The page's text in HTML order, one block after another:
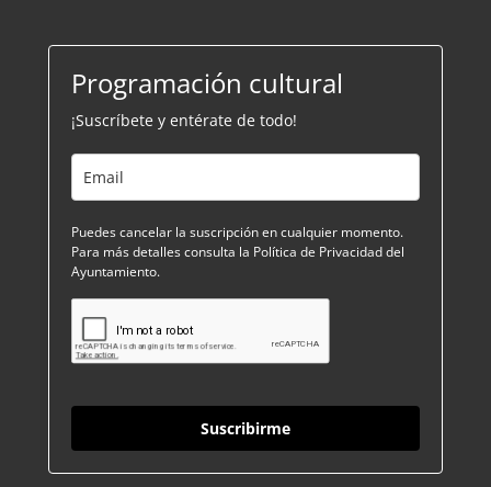
Programación cultural
¡Suscríbete y entérate de todo!
Puedes cancelar la suscripción en cualquier momento.
Para más detalles consulta la Política de Privacidad del
Ayuntamiento.
Suscribirme